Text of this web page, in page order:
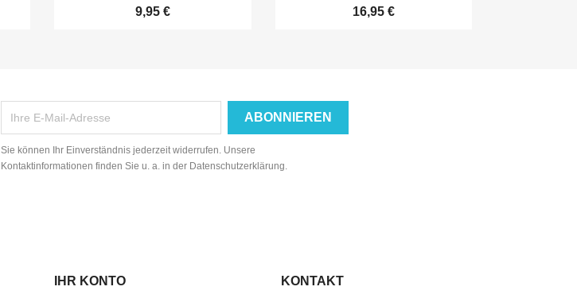
9,95 € 16,95 €
Sie können Ihr Einverständnis jederzeit widerrufen. Unsere
Kontaktinformationen finden Sie u. a. in der Datenschutzerklärung.
IHR KONTO KONTAKT